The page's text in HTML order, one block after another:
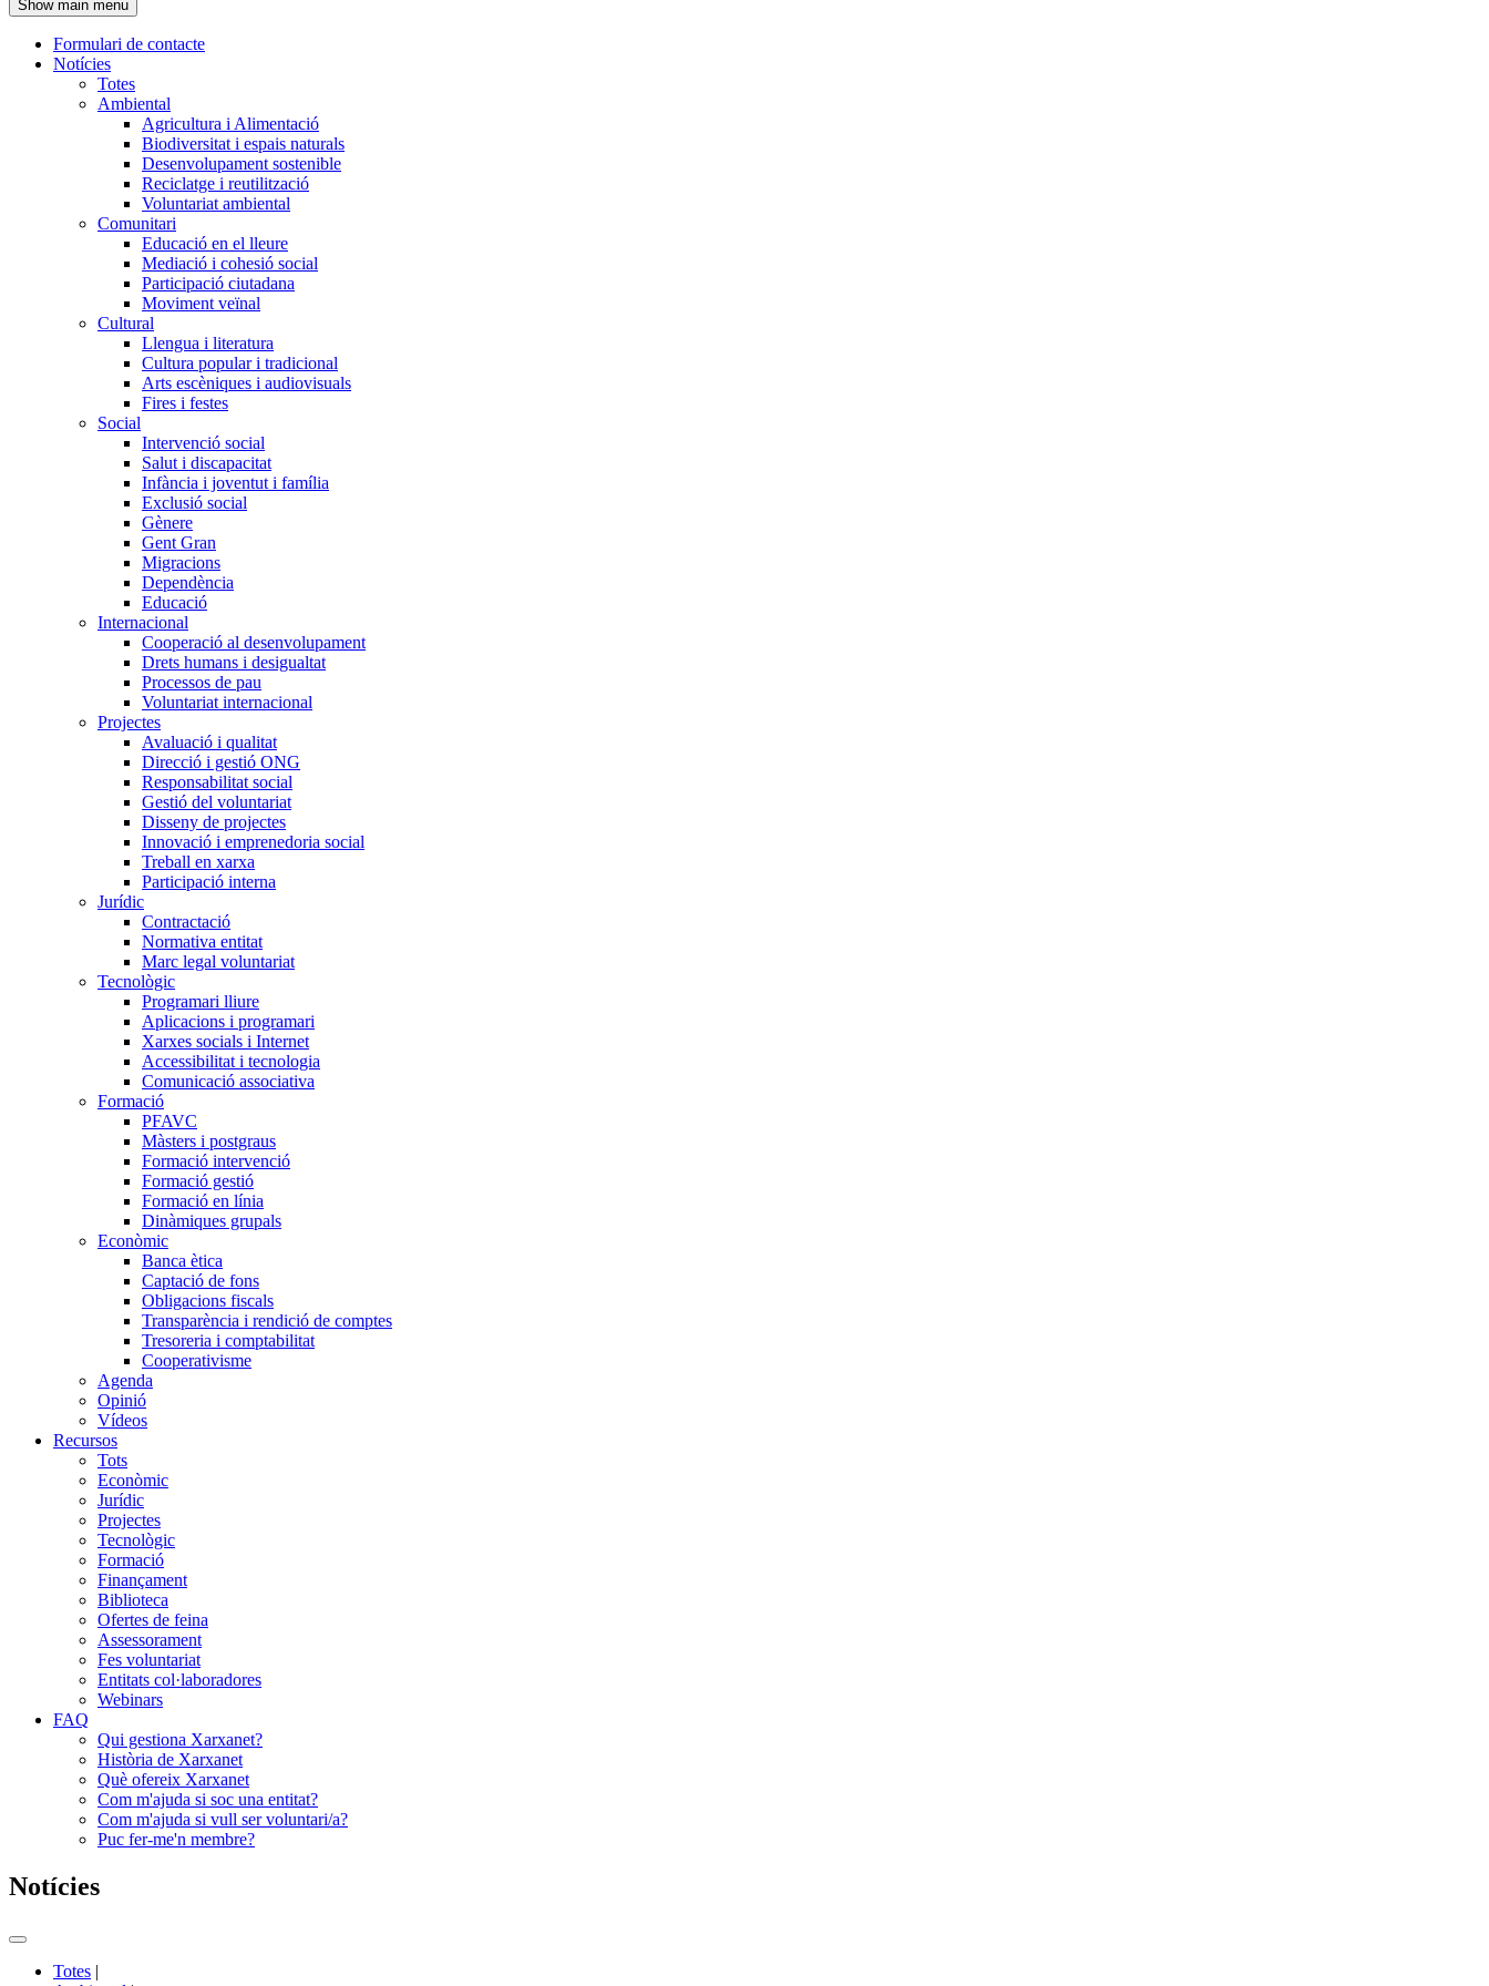
l'encapçalament
Show main menu
Navegació
principal
Formulari de contacte
Notícies
Totes
Ambiental
Agricultura i Alimentació
Biodiversitat i espais naturals
Desenvolupament sostenible
Reciclatge i reutilització
Voluntariat ambiental
Comunitari
Educació en el lleure
Mediació i cohesió social
Participació ciutadana
Moviment veïnal
Cultural
Llengua i literatura
Cultura popular i tradicional
Arts escèniques i audiovisuals
Fires i festes
Social
Intervenció social
Salut i discapacitat
Infància i joventut i família
Exclusió social
Gènere
Gent Gran
Migracions
Dependència
Educació
Internacional
Cooperació al desenvolupament
Drets humans i desigualtat
Processos de pau
Voluntariat internacional
Projectes
Avaluació i qualitat
Direcció i gestió ONG
Responsabilitat social
Gestió del voluntariat
Disseny de projectes
Innovació i emprenedoria social
Treball en xarxa
Participació interna
Jurídic
Contractació
Normativa entitat
Marc legal voluntariat
Tecnològic
Programari lliure
Aplicacions i programari
Xarxes socials i Internet
Accessibilitat i tecnologia
Comunicació associativa
Formació
PFAVC
Màsters i postgraus
Formació intervenció
Formació gestió
Formació en línia
Dinàmiques grupals
Econòmic
Banca ètica
Captació de fons
Obligacions fiscals
Transparència i rendició de comptes
Tresoreria i comptabilitat
Cooperativisme
Agenda
Opinió
Vídeos
Recursos
Tots
Econòmic
Jurídic
Projectes
Tecnològic
Formació
Finançament
Biblioteca
Ofertes de feina
Assessorament
Fes voluntariat
Entitats col·laboradores
Webinars
FAQ
Qui gestiona Xarxanet?
Història de Xarxanet
Què ofereix Xarxanet
Com m'ajuda si soc una entitat?
Com m'ajuda si vull ser voluntari/a?
Puc fer-me'n membre?
Notícies
Commutador
Totes |